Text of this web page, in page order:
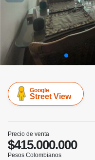
Google
Street View
Precio de venta
$415.000.000
Pesos Colombianos